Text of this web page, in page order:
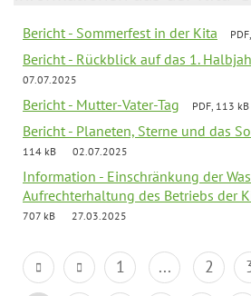
Bericht - Sommerfest in der Kita
Bericht - Rückblick auf das 1.
07.07.2025
Bericht - Mutter-Vater-Tag PDF, 113 kB
Bericht - Planeten, Sterne und das
114 kB
02.07.2025
Information - Einschränkung der
Aufrechterhaltung des Betriebs der
707 kB
27.03.2025
1 ... 2